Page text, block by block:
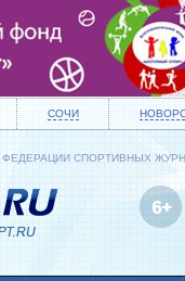
СОЧИ
СПОРТИВНЫХ